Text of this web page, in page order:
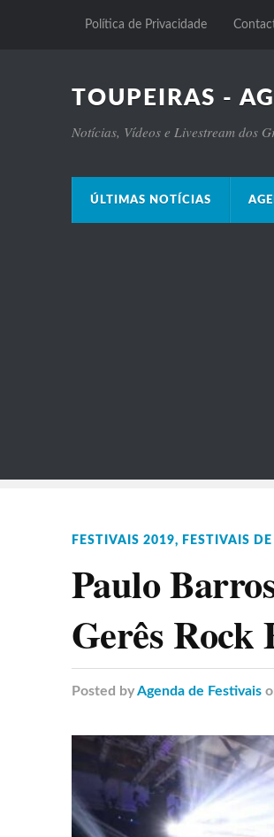
Política de Privacidade
TOUPEIRAS -
Notícias, Vídeos e Livestream dos
ÚLTIMAS NOTÍCIAS
FESTIVAIS 2019, FESTIVAIS
Paulo
Gerês Rock
Posted byAgenda de Festivais